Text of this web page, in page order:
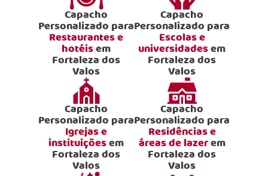
Capacho
Personalizado para
Restaurantes e
hotéisem
Fortaleza dos
Valos
Capacho
Personalizado para
Escolas e
universidadesem
Fortaleza dos
Valos
Capacho
Personalizado para
Igrejas e
instituiçõesem
Fortaleza dos
Valos
Capacho
Personalizado para
Residências e
áreas de lazerem
Fortaleza dos
Valos